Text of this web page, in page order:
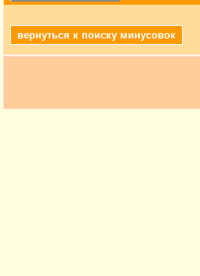
вернуться к поиску минусовок